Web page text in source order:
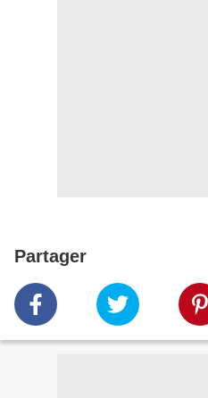
Partager